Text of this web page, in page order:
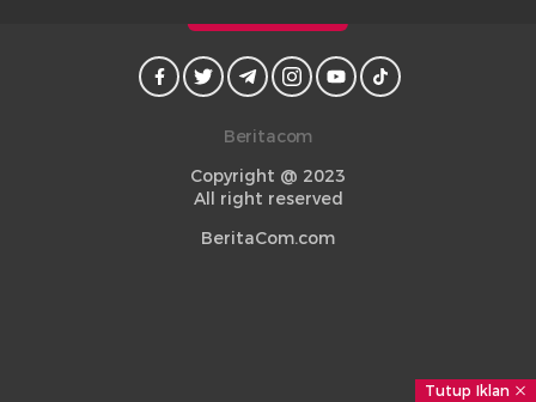
Beritacom
Copyright @ 2023
All right reserved
BeritaCom.com
Tutup Iklan